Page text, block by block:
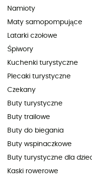
Namioty
Maty samopompujące
Latarki czołowe
Śpiwory
Kuchenki turystyczne
Plecaki turystyczne
Czekany
Buty turystyczne
Buty trailowe
Buty do biegania
Buty wspinaczkowe
Buty turystyczne dla
Kaski rowerowe